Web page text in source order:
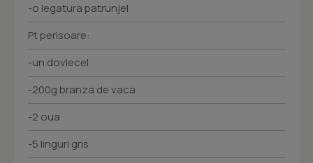
-o legatura patrunjel
Pt perisoare:
-un dovlecel
-200g branza de vaca
-2 oua
-5 linguri gris